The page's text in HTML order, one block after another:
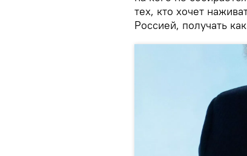
тех, кто хочет
Россией, получать